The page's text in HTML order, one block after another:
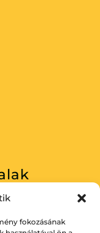
fokozásának